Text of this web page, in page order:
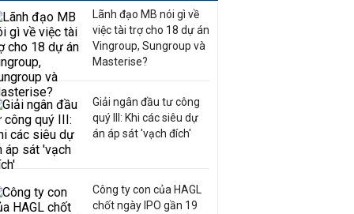
Lãnh đạo MB nói gì về
việc tài trợ cho 18 dự án
Vingroup, Sungroup và
Masterise?
Giải ngân đầu tư công
quý III: Khi các siêu dự
án áp sát 'vạch đích'
Công ty con của HAGL
chốt ngày IPO gần 19